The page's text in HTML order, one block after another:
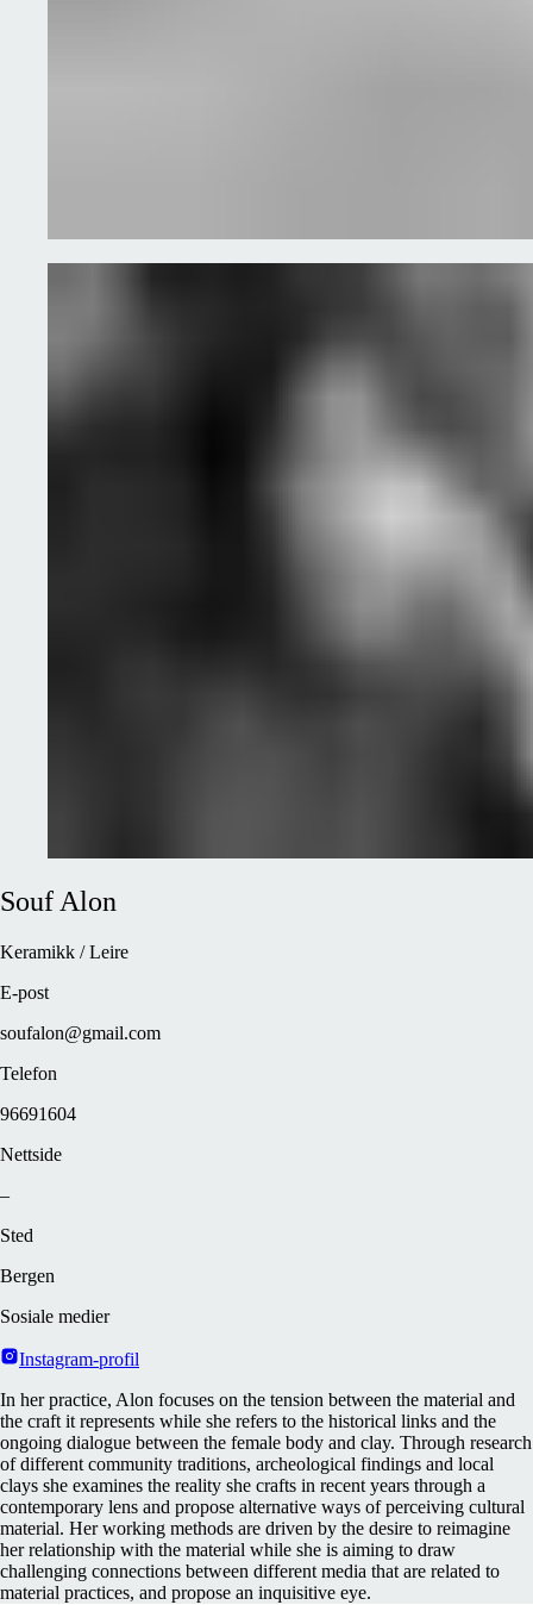
SoufAlon
Keramikk / Leire
E-post
soufalon@gmail.com
Telefon
96691604
Nettside
–
Sted
Bergen
Sosiale medier
Instagram-profil
In her practice, Alon focuses on the tension between the material and
the craft it represents while she refers to the historical links and the
ongoing dialogue between the female body and clay. Through research
of different community traditions, archeological findings and local
clays she examines the reality she crafts in recent years through a
contemporary lens and propose alternative ways of perceiving cultural
material. Her working methods are driven by the desire to reimagine
her relationship with the material while she is aiming to draw
challenging connections between different media that are related to
material practices, and propose an inquisitive eye.